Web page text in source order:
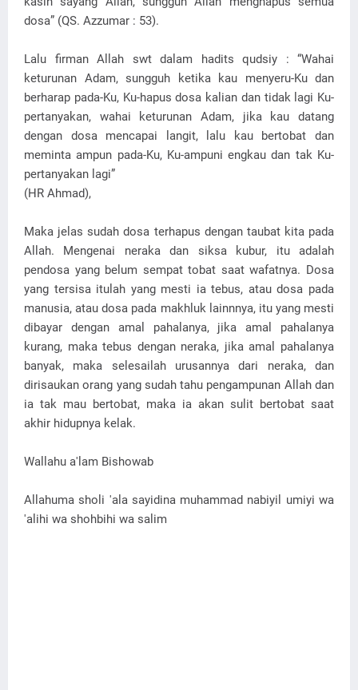
dosa” (QS. Azzumar : 53).
Lalu firman Allah swt dalam hadits qudsiy : “Wahai
keturunan Adam, sungguh ketika kau menyeru-Ku dan
berharap pada-Ku, Ku-hapus dosa kalian dan tidak lagi Ku-
pertanyakan, wahai keturunan Adam, jika kau datang
dengan dosa mencapai langit, lalu kau bertobat dan
meminta ampun pada-Ku, Ku-ampuni engkau dan tak Ku-
pertanyakan lagi”
(HR Ahmad),
Maka jelas sudah dosa terhapus dengan taubat kita pada
Allah. Mengenai neraka dan siksa kubur, itu adalah
pendosa yang belum sempat tobat saat wafatnya. Dosa
yang tersisa itulah yang mesti ia tebus, atau dosa pada
manusia, atau dosa pada makhluk lainnnya, itu yang mesti
dibayar dengan amal pahalanya, jika amal pahalanya
kurang, maka tebus dengan neraka, jika amal pahalanya
banyak, maka selesailah urusannya dari neraka, dan
dirisaukan orang yang sudah tahu pengampunan Allah dan
ia tak mau bertobat, maka ia akan sulit bertobat saat
akhir hidupnya kelak.
Wallahu a'lam Bishowab
Allahuma sholi 'ala sayidina muhammad nabiyil umiyi wa
'alihi wa shohbihi wa salim